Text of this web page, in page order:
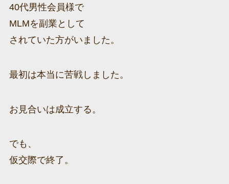
40代男性会員様で
MLMを副業として
されていた方がいました。
最初は本当に苦戦しました。
お見合いは成立する。
でも、
仮交際で終了。